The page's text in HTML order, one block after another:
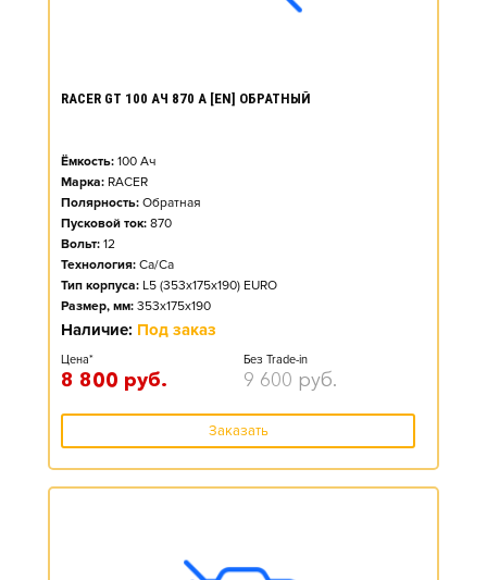
RACER GT 100 АЧ 870 А [EN] ОБРАТНЫЙ
Ёмкость: 100 Ач
Марка: RACER
Полярность: Обратная
Пусковой ток: 870
Вольт: 12
Технология: Ca/Ca
Тип корпуса: L5 (353x175x190) EURO
Размер, мм: 353x175x190
Наличие: Под заказ
Цена*
8 800 руб.
Без Trade-in
9 600 руб.
Заказать